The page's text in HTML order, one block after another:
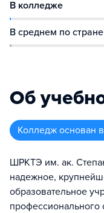
В колледже
В среднем по стране
Об
Колледж основан в
ШРКТЭ им. ак.
надежное,
образовательное